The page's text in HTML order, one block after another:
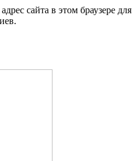
сайта в этом браузере для